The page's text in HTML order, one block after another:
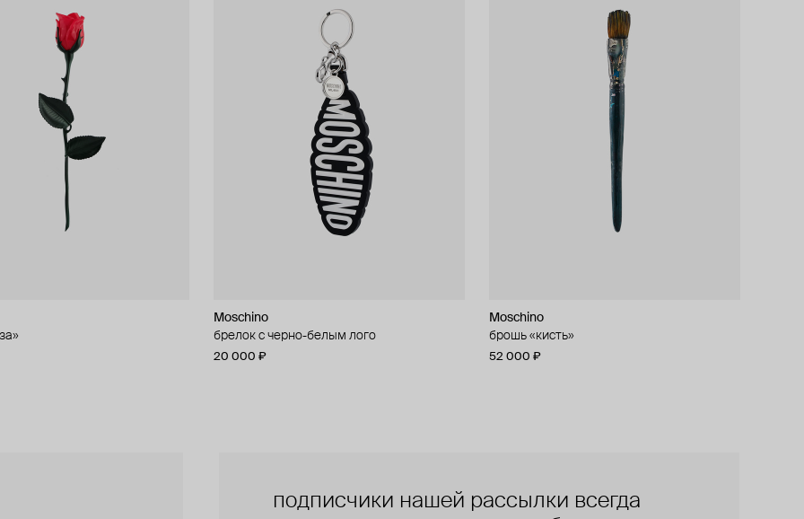
Moschino
брелок с черно-белым лого
20 000 ₽
Moschino
брошь «кисть»
52 000 ₽
серьги из бусин
Moschino
брелок с кошельком
47 000 ₽
подписчики нашей рассылки всегда